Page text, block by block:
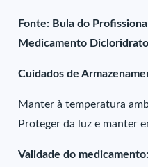
Fonte: Bula do
Medicamento
Cuidados de
Manter à temperatura
Proteger da luz e manter
Validade do